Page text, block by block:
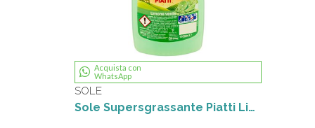
Acquista con
WhatsApp
SOLE
Sole Supersgrassante Piatti Limone verde 1100 ml